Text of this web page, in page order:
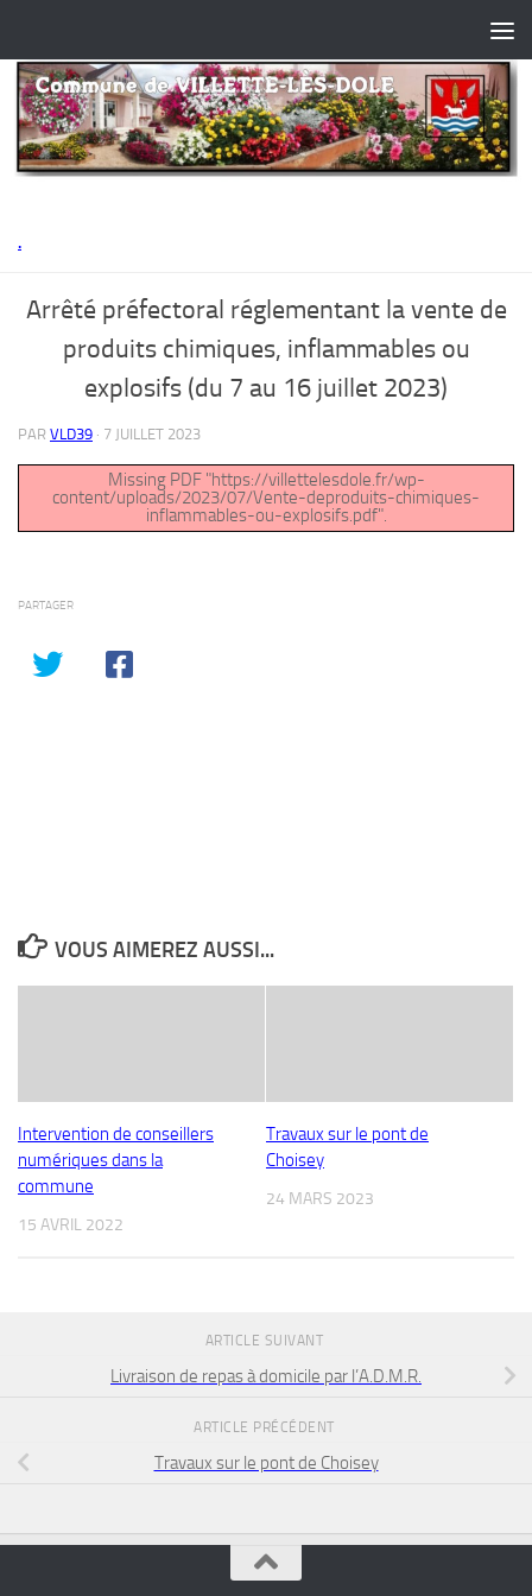
.
Arrêté préfectoral réglementant la vente de
produits chimiques, inflammables ou
explosifs (du 7 au 16 juillet 2023)
PAR VLD39 · 7 JUILLET 2023
Missing PDF "https://villettelesdole.fr/wp-
content/uploads/2023/07/Vente-deproduits-chimiques-
inflammables-ou-explosifs.pdf".
PARTAGER
VOUS AIMEREZ AUSSI...
Intervention de conseillers
numériques dans la
commune
15 AVRIL 2022
Travaux sur le pont de
Choisey
24 MARS 2023
ARTICLE SUIVANT
Livraison de repas à domicile par l’A.D.M.R.
ARTICLE PRÉCÉDENT
Travaux sur le pont de Choisey